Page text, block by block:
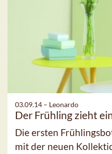
03.09.14 – Leonardo
Der Frühling zieht
Die ersten
mit der neuen